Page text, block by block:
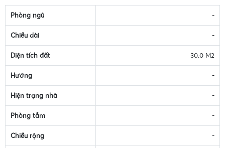
Phòng ngủ -
Chiều dài -
Diện tích đất 30.0 M2
Hướng -
Hiện trạng nhà -
Phòng tắm -
Chiều rộng -